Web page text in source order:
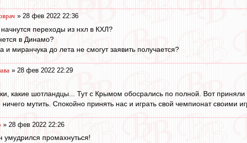
» 28 фев 2022 22:36
начнутся переходы из нхл в КХЛ?
в Динамо?
и миранчука до лета не смогут заявить получается?
» 28 фев 2022 22:29
какие шотландцы... Тут с Крымом обосрались по полной. Вот
мутить. Спокойно принять нас и играть свой чемпионат своими
» 28 фев 2022 22:26
умудрился промахнуться!